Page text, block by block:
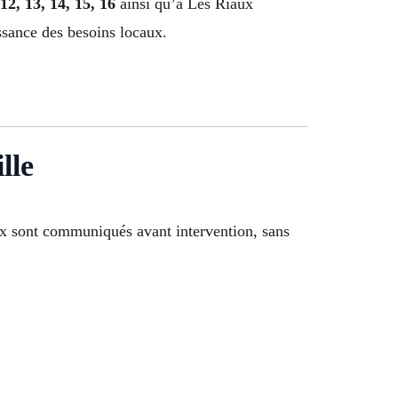
13, 14, 15, 16 ainsi qu’à Les Riaux
des besoins locaux.
sont communiqués avant intervention, sans